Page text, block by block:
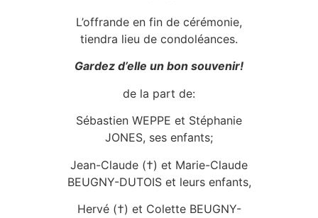
L’offrande en fin de cérémonie,
tiendra lieu de condoléances.
Gardez d’elle un bon souvenir!
de la part de:
Sébastien WEPPE et Stéphanie
JONES, ses enfants;
Jean-Claude (†) et Marie-Claude
BEUGNY-DUTOIS et leurs enfants,
Hervé (†) et Colette BEUGNY-